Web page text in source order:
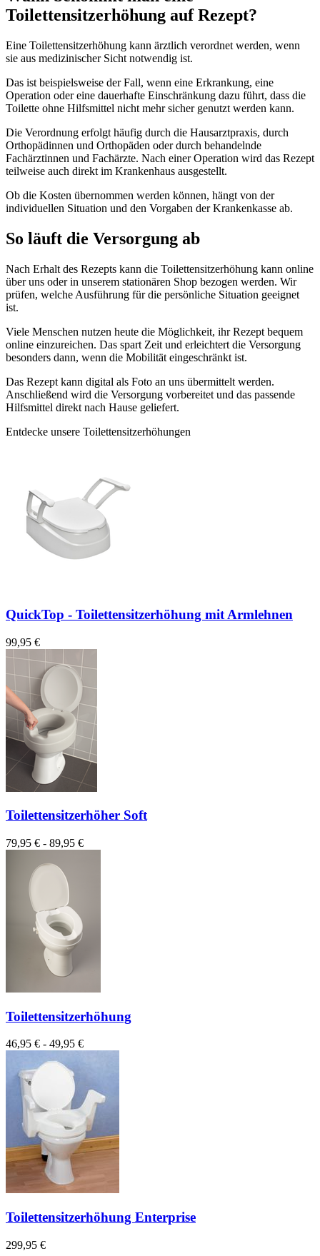
Toilettensitzerhöhung auf Rezept?
Eine Toilettensitzerhöhung kann ärztlich verordnet werden, wenn
sie aus medizinischer Sicht notwendig ist.
Das ist beispielsweise der Fall, wenn eine Erkrankung, eine
Operation oder eine dauerhafte Einschränkung dazu führt, dass die
Toilette ohne Hilfsmittel nicht mehr sicher genutzt werden kann.
Die Verordnung erfolgt häufig durch die Hausarztpraxis, durch
Orthopädinnen und Orthopäden oder durch behandelnde
Fachärztinnen und Fachärzte. Nach einer Operation wird das Rezept
teilweise auch direkt im Krankenhaus ausgestellt.
Ob die Kosten übernommen werden können, hängt von der
individuellen Situation und den Vorgaben der Krankenkasse ab.
So läuft die Versorgung ab
Nach Erhalt des Rezepts kann die Toilettensitzerhöhung kann online
über uns oder in unserem stationären Shop bezogen werden. Wir
prüfen, welche Ausführung für die persönliche Situation geeignet
ist.
Viele Menschen nutzen heute die Möglichkeit, ihr Rezept bequem
online einzureichen. Das spart Zeit und erleichtert die Versorgung
besonders dann, wenn die Mobilität eingeschränkt ist.
Das Rezept kann digital als Foto an uns übermittelt werden.
Anschließend wird die Versorgung vorbereitet und das passende
Hilfsmittel direkt nach Hause geliefert.
Entdecke unsere Toilettensitzerhöhungen
QuickTop - Toilettensitzerhöhung mit Armlehnen
99,95 €
Toilettensitzerhöher Soft
79,95 € - 89,95 €
Toilettensitzerhöhung
46,95 € - 49,95 €
Toilettensitzerhöhung Enterprise
299,95 €